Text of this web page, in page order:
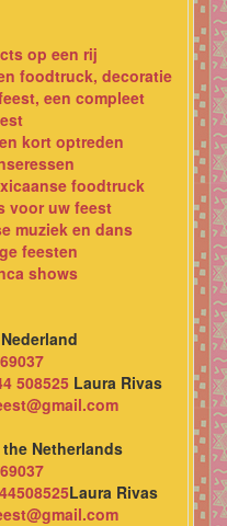
op een rij
foodtruck, decoratie
een compleet
kort optreden
foodtruck
voor uw feest
muziek en dans
feesten
shows
508525 Laura Rivas
Netherlands
Laura Rivas